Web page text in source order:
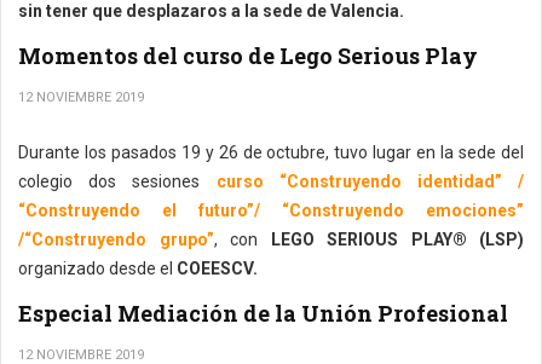
sin tener que desplazaros a la sede de Valencia.
Momentos del curso de Lego Serious Play
12 NOVIEMBRE 2019
Durante los pasados 19 y 26 de octubre, tuvo lugar en la sede del
colegio dos sesiones curso “Construyendo identidad” /
“Construyendo el futuro”/ “Construyendo emociones”
/“Construyendo grupo”, con
LEGO SERIOUS PLAY® (LSP)
organizado desde el COEESCV.
Especial Mediación de la Unión Profesional
12 NOVIEMBRE 2019